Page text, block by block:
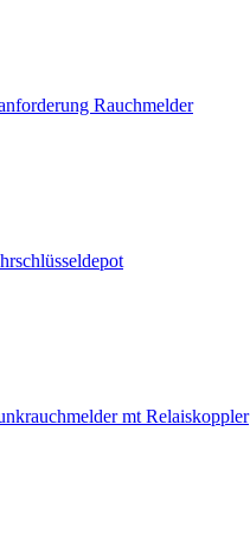
Rauchmelder
mt Relaiskoppler